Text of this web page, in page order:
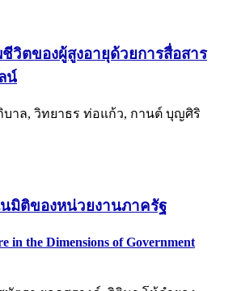
ตของผู้สูงอายุด้วยการสื่อสาร
น์
บาล, วิทยาธร ท่อแก้ว, กานต์ บุญศิริ
มิติของหน่วยงานภาครัฐ
in the Dimensions of Government